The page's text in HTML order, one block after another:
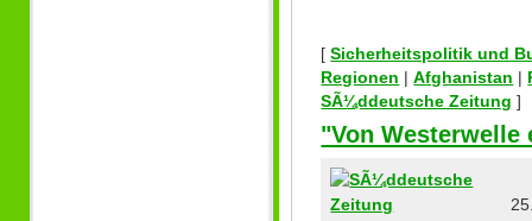
[Sicherheitspolitik und
Regionen |Afghanistan |
SÃ¼ddeutsche Zeitung ]
"Von